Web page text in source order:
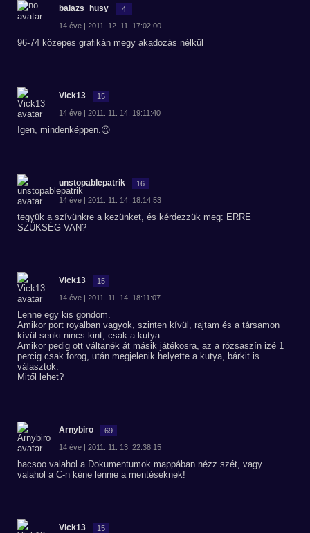
balazs_husy 4
14 éve | 2011. 12. 11. 17:02:00
96-74 közepes grafikán megy akadozás nélkül
Vick13 15
14 éve | 2011. 11. 14. 19:11:40
Igen, mindenképpen.😉
unstopablepatrik 16
14 éve | 2011. 11. 14. 18:14:53
tegyük a szívünkre a kezünket, és kérdezzük meg: ERRE
SZÜKSÉG VAN?
Vick13 15
14 éve | 2011. 11. 14. 18:11:07
Lenne egy kis gondom.
Amikor port royalban vagyok, szinten kívül, rajtam és a társamon
kívül senki nincs kint, csak a kutya.
Amikor pedig ott váltanék át másik játékosra, az a rózsaszín izé 1
percig csak forog, után megjelenik helyette a kutya, bárkit is
választok.
Mitől lehet?
Arnybiro 69
14 éve | 2011. 11. 13. 22:38:15
bacsoo valahol a Dokumentumok mappában nézz szét, vagy
valahol a C-n kéne lennie a mentéseknek!
Vick13 15